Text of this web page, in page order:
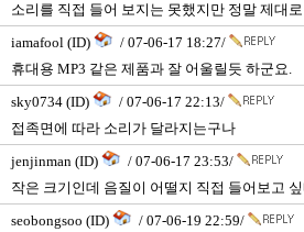
소리를 직접 들어 보지는 못했지만 정말 제대
iamafool (ID)
/ 07-06-17 18:27/
휴대용 MP3 같은 제품과 잘 어울릴듯 하군요.
sky0734 (ID)
/ 07-06-17 22:13/
접족면에 따라 소리가 달라지는구나
jenjinman (ID)
/ 07-06-17 23:53/
작은 크기인데 음질이 어떨지 직접 들어보고
seobongsoo (ID)
/ 07-06-19 22:59/